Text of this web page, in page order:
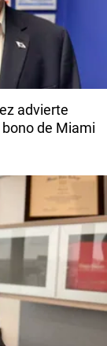
advierte
de Miami